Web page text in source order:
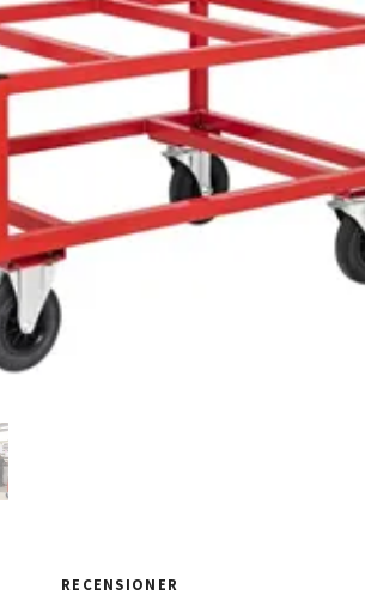
RECENSIONER